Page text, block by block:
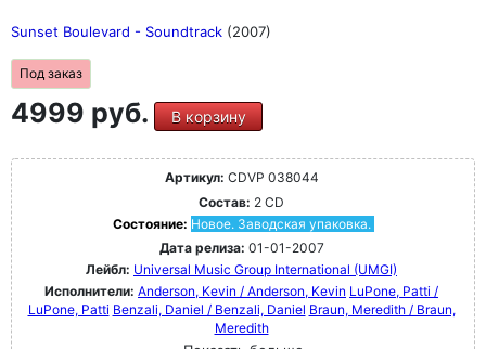
Sunset Boulevard - Soundtrack (2007)
Под заказ
4999 руб. В корзину
Артикул: CDVP 038044
Состав: 2 CD
Состояние: Новое. Заводская упаковка.
Дата релиза: 01-01-2007
Лейбл: Universal Music Group International (UMGI)
Исполнители: Anderson, Kevin / Anderson, Kevin LuPone, Patti /
LuPone, Patti Benzali, Daniel / Benzali, Daniel Braun, Meredith / Braun,
Meredith